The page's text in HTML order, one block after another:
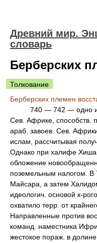
Древний мир.
словарь
Берберских
Толкование
Берберских племен
740 — 742 — одно из
Сев. Африке, способств.
араб. завоев. Сев.
ислам, рассчитывая
Однако при халифе
обложение
поземельным налогом. В
Майсара, а затем
идеологич. основой к-
охватило терр. от
Направленные против
команд. наместника
жестокое пораж. в